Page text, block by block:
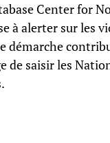
Center for
à alerter sur les
démarche
de saisir les